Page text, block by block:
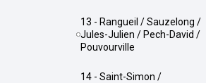
13 - Rangueil / Sauzelong /
Jules-Julien / Pech-David /
Pouvourville
14 - Saint-Simon /